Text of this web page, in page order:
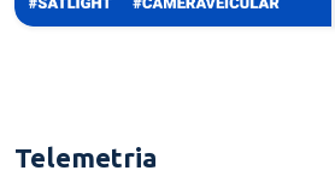
Telemetria